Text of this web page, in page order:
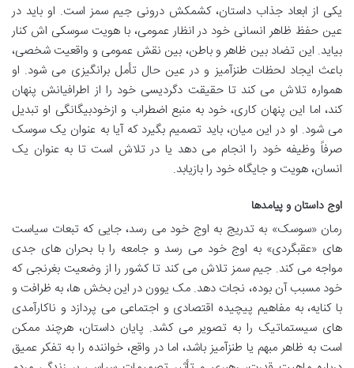
یکی از ابعاد جذاب داستان، کشمکش درونی جیم سمز است. او باید در
عین حفظ ظاهر انسانی خود در انظار عمومی، با هویت سوسکی اش کنار
بیاید. این تضاد بین ظاهر و باطن، بین نقش عمومی و واقعیت شخصی،
باعث ایجاد لحظات طنزآمیز و در عین حال تأمل برانگیزی می شود. او
همواره تلاش می کند تا حقیقت دگردیسی خود را از اطرافیانش پنهان
کند، اما این پنهان کاری، خود به منبع اضطراب و ازخودبیگانگی او تبدیل
می شود. او در این میان، باید تصمیم بگیرد که آیا به عنوان یک سوسک
صرفاً وظیفه خود را انجام می دهد یا در تلاش است تا به عنوان یک
انسان، هویت و جایگاه خود را بازیابد.
اوج داستان و پیامدها
رمان «سوسک» به تدریج به اوج خود می رسد، جایی که تبعات سیاست
های «عقبگردی» به اوج خود می رسد و جامعه را با بحران های جدی
مواجه می کند. جیم سمز تلاش می کند تا کشور را از وضعیت بغرنجی که
خود مسبب آن بوده، نجات دهد. مک یوون در این بخش ها، به ظرافت و
با کنایه، به مفاهیم پیچیده اقتصادی و اجتماعی می پردازد و ناکارآمدی
های سیستماتیک را به تصویر می کشد. پایان داستان، هرچند ممکن
است به ظاهر مبهم یا طنزآمیز باشد، اما در واقع، خواننده را به تفکر عمیق